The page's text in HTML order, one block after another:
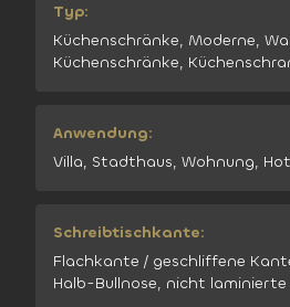
Typ:
Küchenschränke, Moderne,
Küchenschränke,
Anwendung:
Villa, Stadthaus, Wohnung,
Schreibtischkante:
Flachkante / geschliffene
Halb-Bullnose, nicht laminierte